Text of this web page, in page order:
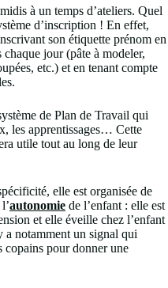
à un temps d’ateliers. Quel
d’inscription ! En effet,
son étiquette prénom en
chaque jour (pâte à modeler,
etc.) et en tenant compte
de Plan de Travail qui
les apprentissages… Cette
utile tout au long de leur
elle est organisée de
autonomie de l’enfant : elle est
et elle éveille chez l’enfant
a notamment un signal qui
copains pour donner une